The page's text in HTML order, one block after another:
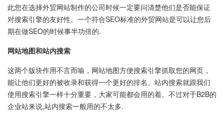
此您在选择外贸网站制作的公司时候一定要问清楚他们是否能保证
对搜索引擎的友好性。一个符合SEO标准的外贸网站是可以让您后
期在做SEO的时候事半功倍的.
网站地图和站内搜索
这两个版块作用不言而喻，网站地图方便搜索引擎抓取您的网页，
能让他们更好的被收录和获得一个更好的排名。站内搜索就跟我们
使用搜索引擎一样十分重要，大家可能都会用的着。不过对于B2B的
企业站来说,站内搜索一般用的不太多.